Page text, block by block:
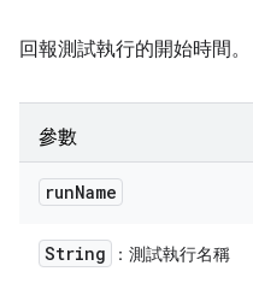
回報測試執行的開始時間。
參數
runName
String ：測試執行名稱